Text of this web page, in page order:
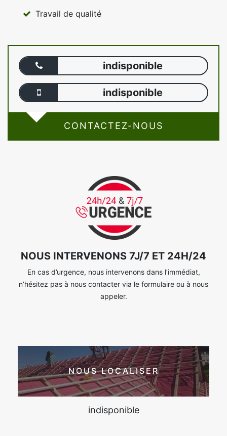
Travail de qualité
indisponible
indisponible
CONTACTEZ-NOUS
NOUS INTERVENONS 7J/7 ET 24H/24
En cas d’urgence, nous intervenons dans l’immédiat,
n’hésitez pas à nous contacter via le formulaire ou à nous
appeler.
NOUS LOCALISER
indisponible